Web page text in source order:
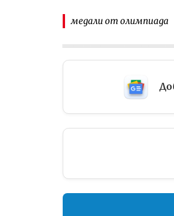
медали от олимпиада